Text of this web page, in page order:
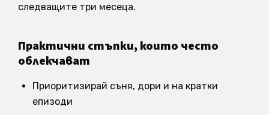
следващите три месеца.
Практични стъпки, които често
облекчават
Приоритизирай съня, дори и на кратки
епизоди